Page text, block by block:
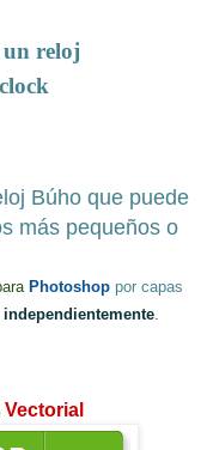
reloj
clock
Búho que puede
más pequeños o
Photoshop por capas
.
Vectorial